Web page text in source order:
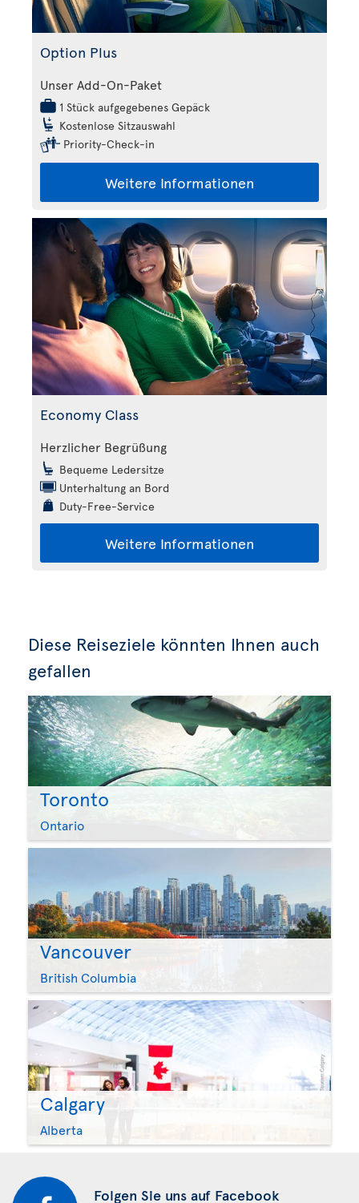
Option Plus
Unser Add-On-Paket
1 Stück aufgegebenes Gepäck
Kostenlose Sitzauswahl
Priority-Check-in
Weitere Informationen
Economy Class
Herzlicher Begrüßung
Bequeme Ledersitze
Unterhaltung an Bord
Duty-Free-Service
Weitere Informationen
Diese Reiseziele könnten Ihnen auch
gefallen
Toronto
Ontario
Vancouver
British Columbia
Calgary
Alberta
Folgen Sie uns auf Facebook